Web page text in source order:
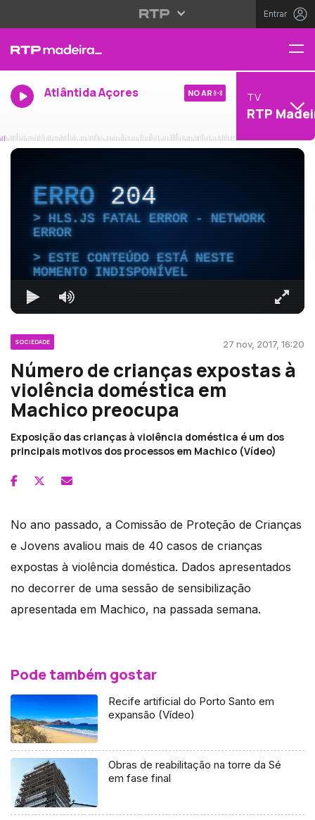
Entrar
Atlântida Açores NO AR TV
RTP
ERRO204
HLS.JS FATAL ERROR - NETWORK
ERROR
ESTE CONTEÚDO ESTÁ NESTE
MOMENTO INDISPONÍVEL
SOCIEDADE 27 nov, 2017, 16:20
Número de crianças expostas à
violência doméstica em
Machico preocupa
Exposição das crianças à violência doméstica é um dos
principais motivos dos processos em Machico (Vídeo)
No ano passado, a Comissão de Proteção de Crianças
e Jovens avaliou mais de 40 casos de crianças
expostas à violência doméstica. Dados apresentados
no decorrer de uma sessão de sensibilização
apresentada em Machico, na passada semana.
Pode também gostar
Recife artificial do Porto Santo em
expansão (Vídeo)
Obras de reabilitação na torre da Sé
em fase final